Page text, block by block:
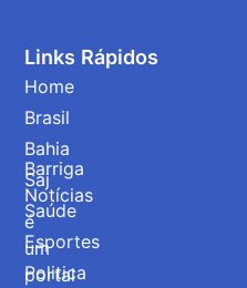
Barriga
Notícias
é
um
portal
Links Rápidos
Home
Brasil
Bahia
Saj
Saúde
Esportes
Politica